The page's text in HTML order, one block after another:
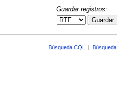
Guardar registros:
Guardar
Búsqueda CQL